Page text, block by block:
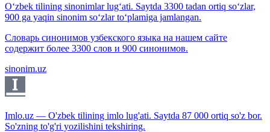
O‘zbek tilining sinonimlar lug‘ati. Saytda 3300 tadan ortiq so‘zlar,
900 ga yaqin sinonim so‘zlar to‘plamiga jamlangan.
Словарь синонимов узбекского языка на нашем сайте
содержит более 3300 слов и 900 синонимов.
sinonim.uz
Imlo.uz — O'zbek tilining imlo lug'ati. Saytda 87 000 ortiq so'z bor.
So'zning to'g'ri yozilishini tekshiring.